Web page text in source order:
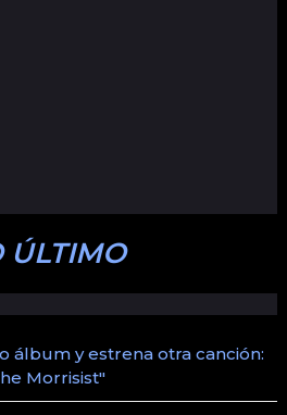
ÚLTIMO
álbum y estrena otra canción:
Morrisist"